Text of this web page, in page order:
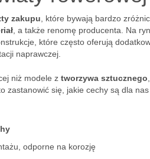
zakupu , które bywają bardzo
, a także renomę producenta. Na
które często oferują
naprawczej.
niż modele z tworzywa sztucznego
zastanowić się, jakie cechy są dla
odporne na korozję